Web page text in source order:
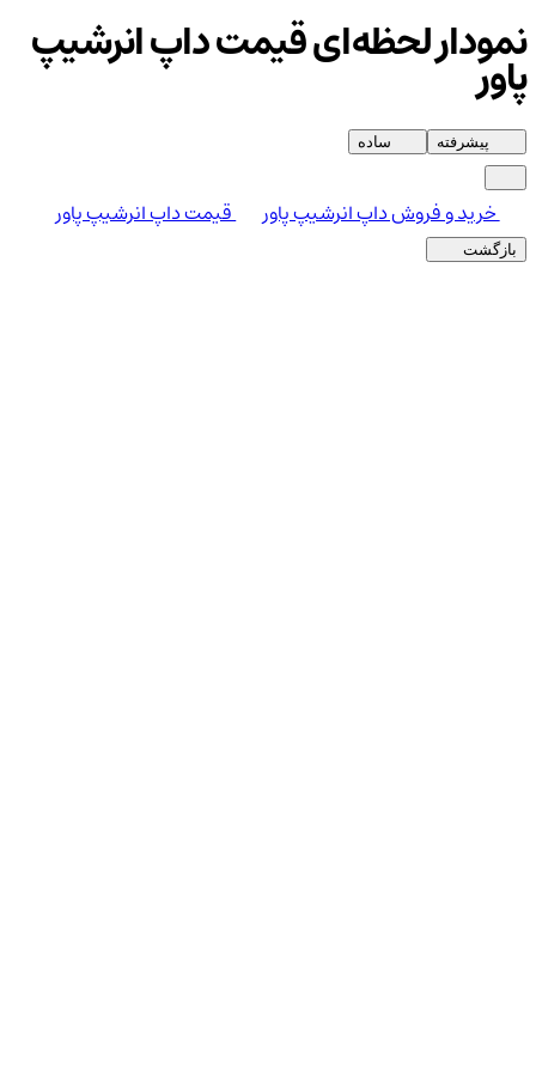
نمودار لحظه‌ای قیمت داپ انرشیپ
پاور
پیشرفته ساده
خرید و فروش داپ انرشیپ پاور قیمت داپ انرشیپ پاور
بازگشت